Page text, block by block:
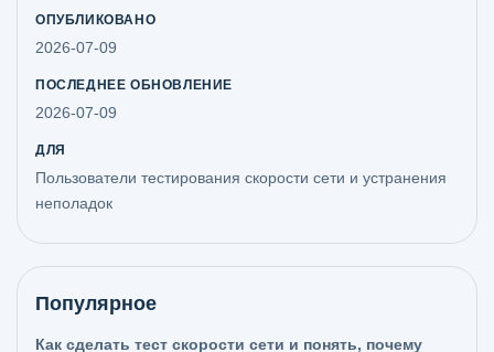
ОПУБЛИКОВАНО
2026-07-09
ПОСЛЕДНЕЕ ОБНОВЛЕНИЕ
2026-07-09
ДЛЯ
Пользователи тестирования скорости сети и устранения
неполадок
Популярное
Как сделать тест скорости сети и понять, почему